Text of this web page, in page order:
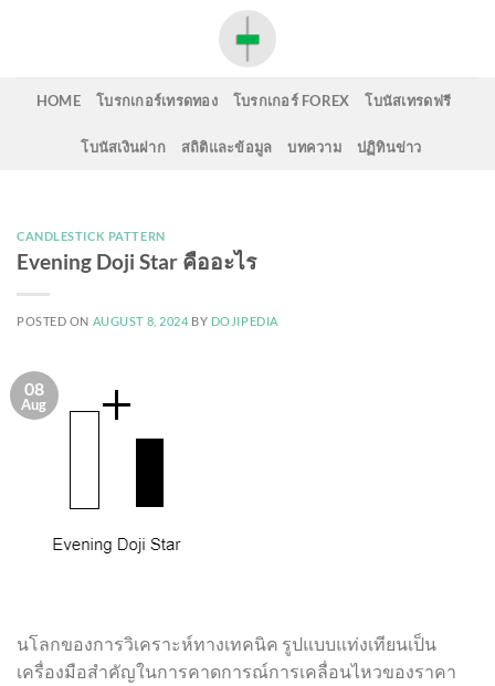
HOME โบรกเกอร์เทรดทอง โบรกเกอร์ FOREX โบนัสเทรดฟรี
โบนัสเงินฝาก สถิติและข้อมูล บทความ ปฏิทินข่าว
CANDLESTICK PATTERN
Evening Doji Star คืออะไร
POSTED ON AUGUST 8, 2024 BY DOJIPEDIA
08
Aug
นโลกของการวิเคราะห์ทางเทคนิค รูปแบบแท่งเทียนเป็น
เครื่องมือสำคัญในการคาดการณ์การเคลื่อนไหวของราคา